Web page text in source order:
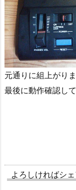
元通りに組上がりま
最後に動作確認し
よろしければシ